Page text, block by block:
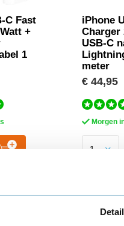
C Fast
+
1
iPhone
Charger
USB-C
meter
€ 44,95
Morgen